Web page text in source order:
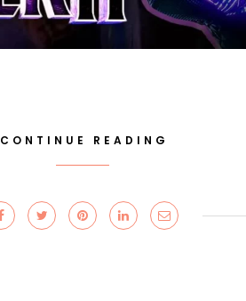
CONTINUE READING